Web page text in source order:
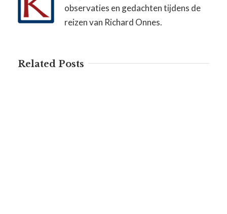
observaties en gedachten tijdens de
reizen van Richard Onnes.
Related Posts